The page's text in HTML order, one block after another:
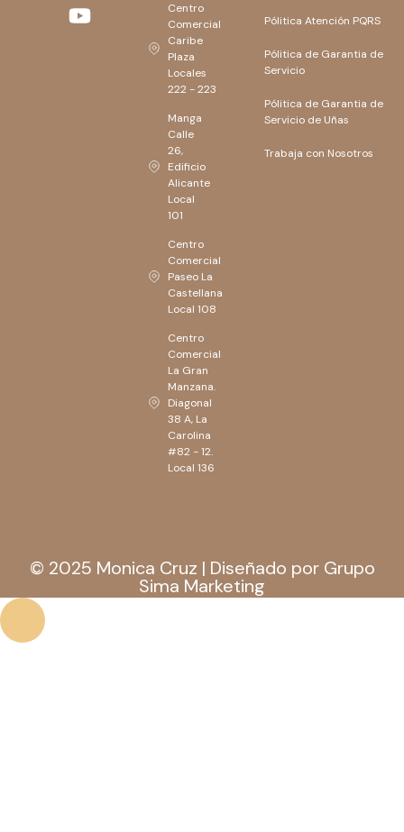
Centro
Comercial
Caribe
Plaza
Locales
222 - 223
Manga
Calle
26,
Edificio
Alicante
Local
101
Centro
Comercial
Paseo La
Castellana
Local 108
Centro
Comercial
La Gran
Manzana.
Diagonal
38 A, La
Carolina
#82 - 12.
Local 136
Pólitica Atención PQRS
Pólitica de Garantia de
Servicio
Pólitica de Garantia de
Servicio de Uñas
Trabaja con Nosotros
© 2025 Monica Cruz | Diseñado por Grupo
Sima Marketing